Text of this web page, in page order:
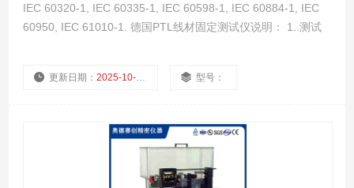
IEC 60320-1, IEC 60335-1, IEC 60598-1, IEC 60884-1, IEC
60950, IEC 61010-1. 德国PTL线材固定测试仪说明： 1..测试
60238, IEC 60320-1, IEC 60335-1, IEC 60598-1, IEC 60884-
加拉力，拉力可调范围：0-100N，精度至少为0.1N，在距软线
固定装置约20mm处，或其它适当位置一标记。 4.在最不利的
持续1s。 5.在尽可能靠近器具的位置上应立即施加一个扭矩，
更新日期：2025-10-22 型号：